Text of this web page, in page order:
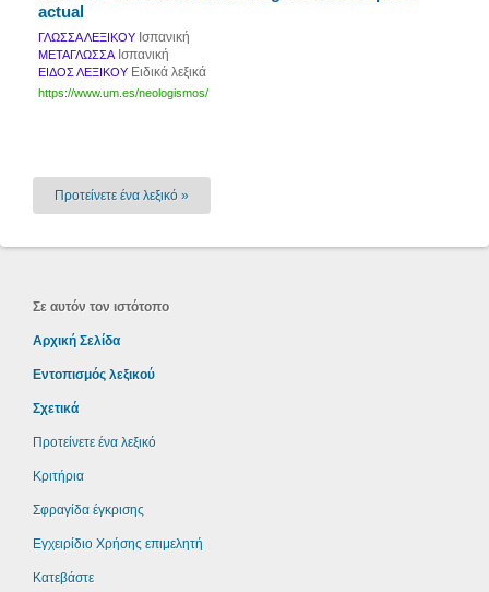
actual
ΓΛΩΣΣΑ ΛΕΞΙΚΟΥ Ισπανική
ΜΕΤΑΓΛΩΣΣΑ Ισπανική
ΕΙΔΟΣ ΛΕΞΙΚΟΥ Ειδικά λεξικά
https://www.um.es/neologismos/
Προτείνετε ένα λεξικό »
Σε αυτόν τον ιστότοπο
Αρχική Σελίδα
Εντοπισμός λεξικού
Σχετικά
Προτείνετε ένα λεξικό
Κριτήρια
Σφραγίδα έγκρισης
Εγχειρίδιο Χρήσης επιμελητή
Κατεβάστε